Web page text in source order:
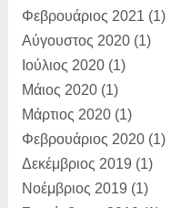
Φεβρουάριος 2021 (1)
Αύγουστος 2020(1)
Ιούλιος 2020(1)
Μάιος 2020(1)
Μάρτιος 2020(1)
Φεβρουάριος 2020(1)
Δεκέμβριος 2019 (1)
Νοέμβριος 2019 (1)